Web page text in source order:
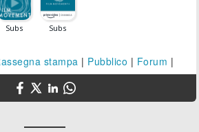
stampa | Pubblico | Forum |